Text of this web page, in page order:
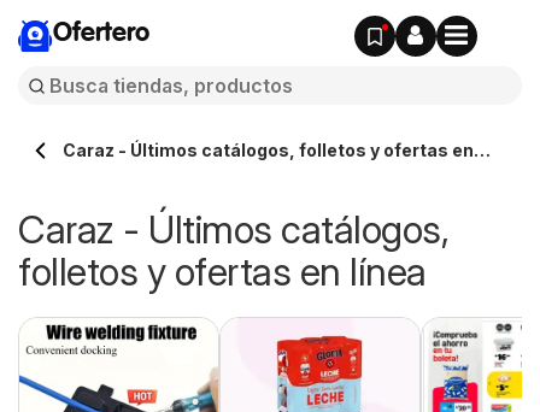
Ofertero
Caraz - Últimos catálogos, folletos y ofertas en
Caraz - Últimos catálogos,
folletos y ofertas en línea